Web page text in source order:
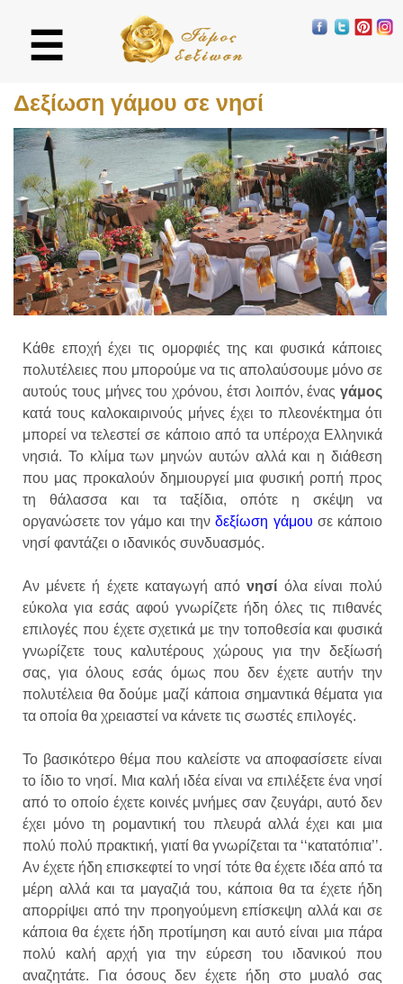
☰
Δεξίωση γάμου σε νησί
Κάθε εποχή έχει τις ομορφιές της και φυσικά κάποιες
πολυτέλειες που μπορούμε να τις απολαύσουμε μόνο σε
αυτούς τους μήνες του χρόνου, έτσι λοιπόν, ένας γάμος
κατά τους καλοκαιρινούς μήνες έχει το πλεονέκτημα ότι
μπορεί να τελεστεί σε κάποιο από τα υπέροχα Ελληνικά
νησιά. Το κλίμα των μηνών αυτών αλλά και η διάθεση
που μας προκαλούν δημιουργεί μια φυσική ροπή προς
τη θάλασσα και τα ταξίδια, οπότε η σκέψη να
οργανώσετε τον γάμο και τηνδεξίωση γάμου σε κάποιο
νησί φαντάζει ο ιδανικός συνδυασμός.
Αν μένετε ή έχετε καταγωγή απόνησί όλα είναι πολύ
εύκολα για εσάς αφού γνωρίζετε ήδη όλες τις πιθανές
επιλογές που έχετε σχετικά με την τοποθεσία και φυσικά
γνωρίζετε τους καλυτέρους χώρους για την δεξίωσή
σας, για όλους εσάς όμως που δεν έχετε αυτήν την
πολυτέλεια θα δούμε μαζί κάποια σημαντικά θέματα για
τα οποία θα χρειαστεί να κάνετε τις σωστές επιλογές.
Το βασικότερο θέμα που καλείστε να αποφασίσετε είναι
το ίδιο το νησί. Μια καλή ιδέα είναι να επιλέξετε ένα νησί
από το οποίο έχετε κοινές μνήμες σαν ζευγάρι, αυτό δεν
έχει μόνο τη ρομαντική του πλευρά αλλά έχει και μια
πολύ πολύ πρακτική, γιατί θα γνωρίζεται τα ‘‘κατατόπια’’.
Αν έχετε ήδη επισκεφτεί το νησί τότε θα έχετε ιδέα από τα
μέρη αλλά και τα μαγαζιά του, κάποια θα τα έχετε ήδη
απορρίψει από την προηγούμενη επίσκεψη αλλά και σε
κάποια θα έχετε ήδη προτίμηση και αυτό είναι μια πάρα
πολύ καλή αρχή για την εύρεση του ιδανικού που
αναζητάτε. Για όσους δεν έχετε ήδη στο μυαλό σας